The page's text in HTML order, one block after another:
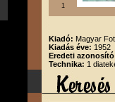
1
Kiadó: Magyar
Kiadás éve: 1952
Eredeti
Technika: 1